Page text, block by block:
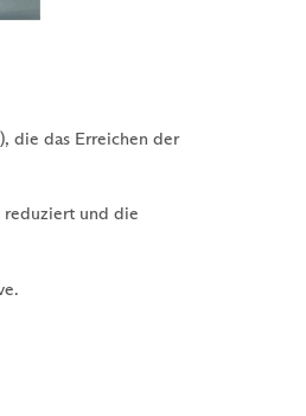
die das Erreichen der
reduziert und die